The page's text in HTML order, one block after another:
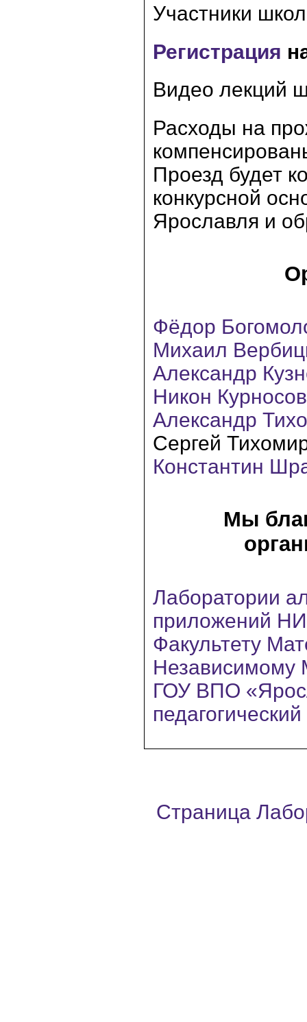
Участники
Регистрация
Видео лекций
Расходы на
Проезд будет
конкурсной
Ярославля и
Фёдор
Михаил
Александр
Никон
Александр
Сергей
Константин
Мы
Лаборатории
приложений
Факультету
Независимому
ГОУ ВПО
Страница